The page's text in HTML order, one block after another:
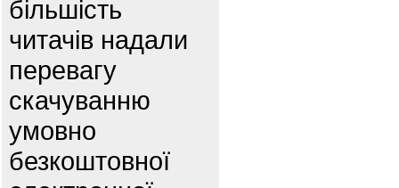
більшість
читачів надали
перевагу
скачуванню
умовно
безкоштовної